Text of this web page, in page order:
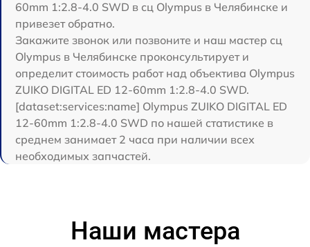
60mm 1:2.8-4.0 SWD в сц Olympus в Челябинске и
привезет обратно.
Закажите звонок или позвоните и наш мастер сц
Olympus в Челябинске проконсультирует и
определит стоимость работ над объектива Olympus
ZUIKO DIGITAL ED 12-60mm 1:2.8-4.0 SWD.
[dataset:services:name] Olympus ZUIKO DIGITAL ED
12-60mm 1:2.8-4.0 SWD по нашей статистике в
среднем занимает 2 часа при наличии всех
необходимых запчастей.
Наши мастера